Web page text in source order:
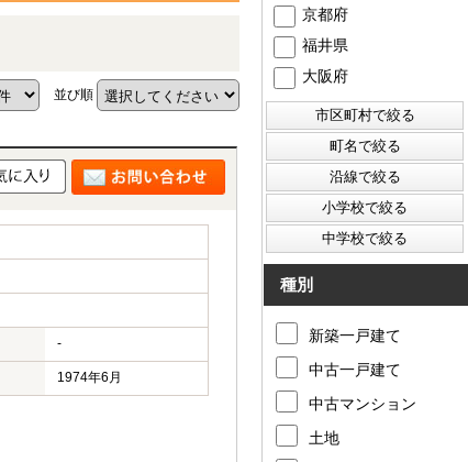
並び順
-
1974年6月
京都府
福井県
大阪府
種別
新築一戸建て
中古一戸建て
中古マンション
土地